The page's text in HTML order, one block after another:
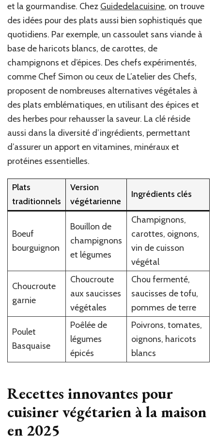
et la gourmandise. Chez Guidedelacuisine, on trouve
des idées pour des plats aussi bien sophistiqués que
quotidiens. Par exemple, un cassoulet sans viande à
base de haricots blancs, de carottes, de
champignons et d’épices. Des chefs expérimentés,
comme Chef Simon ou ceux de L’atelier des Chefs,
proposent de nombreuses alternatives végétales à
des plats emblématiques, en utilisant des épices et
des herbes pour rehausser la saveur. La clé réside
aussi dans la diversité d’ingrédients, permettant
d’assurer un apport en vitamines, minéraux et
protéines essentielles.
Plats
traditionnels
Version
végétarienne
Ingrédients clés
Boeuf
bourguignon
Bouillon de
champignons
et légumes
Champignons,
carottes, oignons,
vin de cuisson
végétal
Choucroute
garnie
Choucroute
aux saucisses
végétales
Chou fermenté,
saucisses de tofu,
pommes de terre
Poulet
Basquaise
Poêlée de
légumes
épicés
Poivrons, tomates,
oignons, haricots
blancs
Recettes innovantes pour
cuisiner végétarien à la maison
en 2025